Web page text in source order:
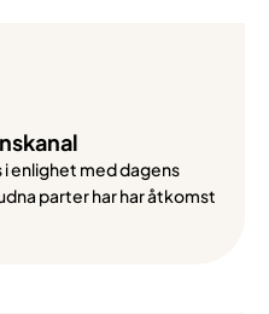
enlighet med dagens
parter har har åtkomst